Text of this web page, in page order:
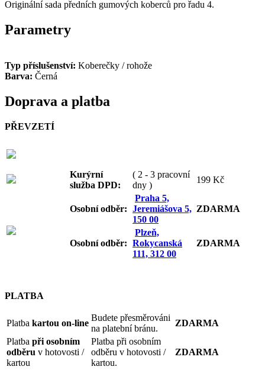
Originální sada předních gumových koberců pro řadu 4.
Parametry
Typ příslušenství: Koberečky / rohože
Barva: Černá
Doprava a platba
PŘEVZETÍ
Kurýrní
služba DPD:
( 2 - 3 pracovní
dny )
199 Kč
Osobní odběr:
Praha 5,
Jeremiášova 5,
150 00
ZDARMA
Osobní odběr:
Plzeň,
Rokycanská
111, 312 00
ZDARMA
PLATBA
Platba kartou on-line
Budete přesměrováni
na platební bránu.
ZDARMA
Platba při osobním
odběru v hotovosti /
kartou
Platba při osobním
odběru v hotovosti /
kartou.
ZDARMA